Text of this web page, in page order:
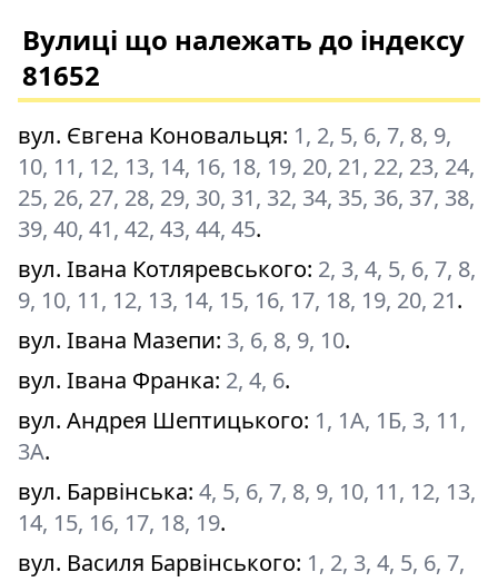
Вулиці що належать до індексу
81652
вул. Євгена Коновальця: 1, 2, 5, 6, 7, 8, 9,
10, 11, 12, 13, 14, 16, 18, 19, 20, 21, 22, 23, 24,
25, 26, 27, 28, 29, 30, 31, 32, 34, 35, 36, 37, 38,
39, 40, 41, 42, 43, 44, 45.
вул. Івана Котляревського: 2, 3, 4, 5, 6, 7, 8,
9, 10, 11, 12, 13, 14, 15, 16, 17, 18, 19, 20, 21.
вул. Івана Мазепи: 3, 6, 8, 9, 10.
вул. Івана Франка: 2, 4, 6.
вул. Андрея Шептицького: 1, 1А, 1Б, 3, 11,
3А.
вул. Барвінська: 4, 5, 6, 7, 8, 9, 10, 11, 12, 13,
14, 15, 16, 17, 18, 19.
вул. Василя Барвінського: 1, 2, 3, 4, 5, 6, 7,